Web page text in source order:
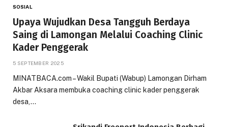
SOSIAL
Upaya Wujudkan Desa Tangguh Berdaya
Saing di Lamongan Melalui Coaching Clinic
Kader Penggerak
5 SEPTEMBER 2025
MINATBACA.com – Wakil Bupati (Wabup) Lamongan Dirham
Akbar Aksara membuka coaching clinic kader penggerak
desa,…